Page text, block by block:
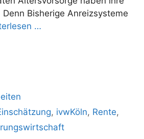
Bisherige Anreizsysteme
…
, ivwKöln, Rente,